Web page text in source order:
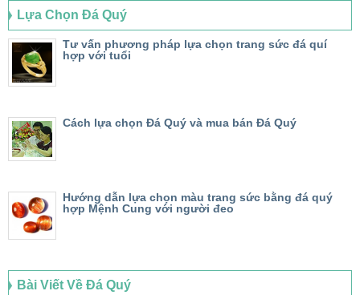
Lựa Chọn Đá Quý
Tư vấn phương pháp lựa chọn trang sức đá quí
hợp với tuổi
Cách lựa chọn Đá Quý và mua bán Đá Quý
Hướng dẫn lựa chọn màu trang sức bằng đá quý
hợp Mệnh Cung với người đeo
Bài Viết Về Đá Quý